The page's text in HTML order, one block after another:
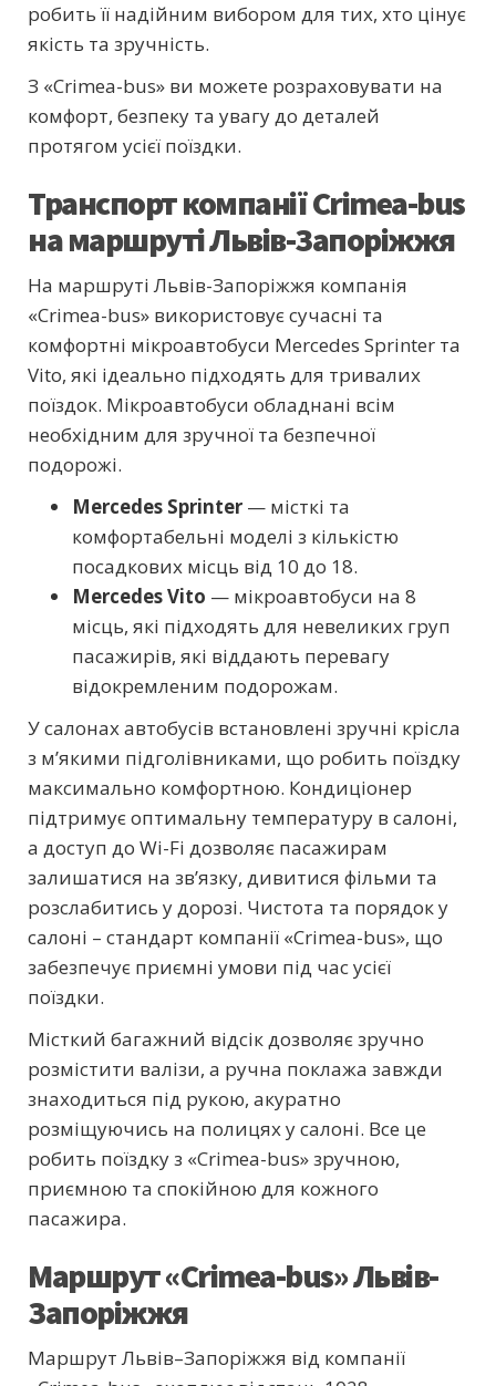
робить її надійним вибором для тих, хто цінує
якість та зручність.
З «Crimea-bus» ви можете розраховувати на
комфорт, безпеку та увагу до деталей
протягом усієї поїздки.
Транспорт компанії Crimea-bus
на маршруті Львів-Запоріжжя
На маршруті Львів-Запоріжжя компанія
«Crimea-bus» використовує сучасні та
комфортні мікроавтобуси Mercedes Sprinter та
Vito, які ідеально підходять для тривалих
поїздок. Мікроавтобуси обладнані всім
необхідним для зручної та безпечної
подорожі.
Mercedes Sprinter — місткі та
комфортабельні моделі з кількістю
посадкових місць від 10 до 18.
Mercedes Vito — мікроавтобуси на 8
місць, які підходять для невеликих груп
пасажирів, які віддають перевагу
відокремленим подорожам.
У салонах автобусів встановлені зручні крісла
з м’якими підголівниками, що робить поїздку
максимально комфортною. Кондиціонер
підтримує оптимальну температуру в салоні,
а доступ до Wi-Fi дозволяє пасажирам
залишатися на зв’язку, дивитися фільми та
розслабитись у дорозі. Чистота та порядок у
салоні – стандарт компанії «Crimea-bus», що
забезпечує приємні умови під час усієї
поїздки.
Місткий багажний відсік дозволяє зручно
розмістити валізи, а ручна поклажа завжди
знаходиться під рукою, акуратно
розміщуючись на полицях у салоні. Все це
робить поїздку з «Crimea-bus» зручною,
приємною та спокійною для кожного
пасажира.
Маршрут «Crimea-bus» Львів-
Запоріжжя
Маршрут Львів–Запоріжжя від компанії